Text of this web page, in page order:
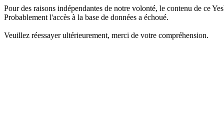
Pour des raisons indépendantes de notre volonté, le contenu de ce
Probablement l'accès à la base de données a échoué.
Veuillez réessayer ultérieurement, merci de votre compréhension.